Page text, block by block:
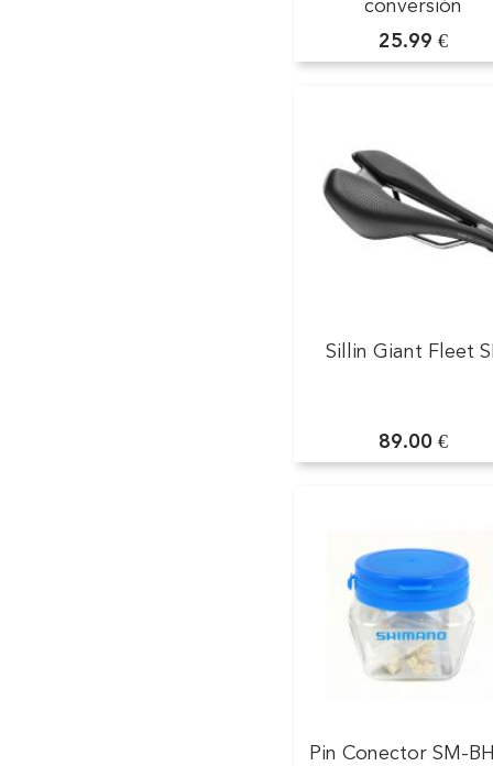
conversión
25.99 €
Sillin Giant Fleet
89.00 €
Pin Conector SM-